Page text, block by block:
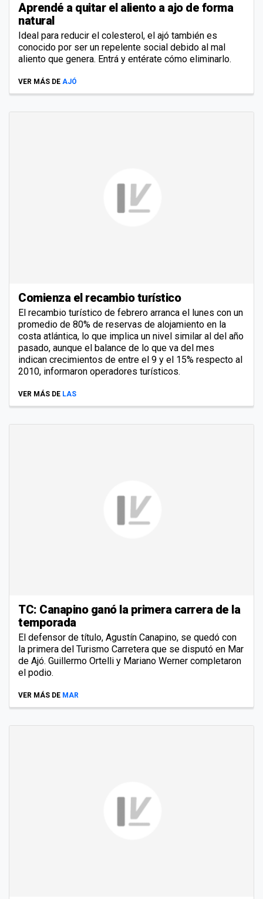
Aprendé a quitar el aliento a ajo de forma
natural
Ideal para reducir el colesterol, el ajó también es
conocido por ser un repelente social debido al mal
aliento que genera. Entrá y entérate cómo eliminarlo.
VER MÁS DE AJÓ
Comienza el recambio turístico
El recambio turístico de febrero arranca el lunes con un
promedio de 80% de reservas de alojamiento en la
costa atlántica, lo que implica un nivel similar al del año
pasado, aunque el balance de lo que va del mes
indican crecimientos de entre el 9 y el 15% respecto al
2010, informaron operadores turísticos.
VER MÁS DE LAS
TC: Canapino ganó la primera carrera de la
temporada
El defensor de título, Agustín Canapino, se quedó con
la primera del Turismo Carretera que se disputó en Mar
de Ajó. Guillermo Ortelli y Mariano Werner completaron
el podio.
VER MÁS DE MAR